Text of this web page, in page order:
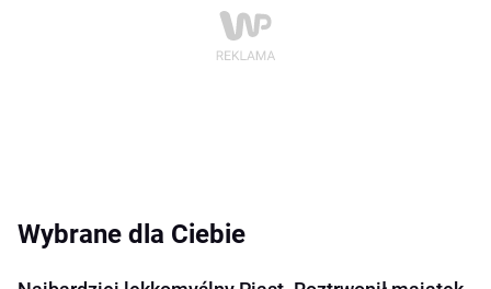
Wybrane dla Ciebie